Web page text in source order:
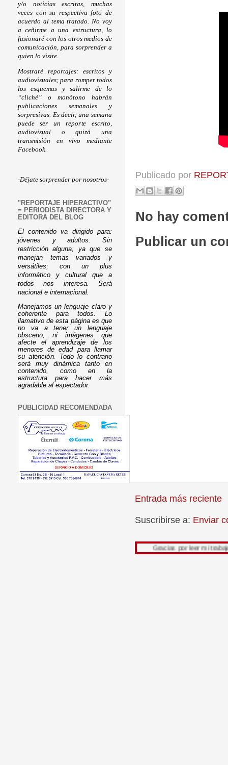
Publicado por
No hay
Publicar un
Entrada más reciente
Suscribirse a: Enviar
Gracias por leer mi trabajo, su
y/o noticias escritas, muchas
veces con su respectiva foto de
acuerdo al tema tratado. No voy
a ceñirme a una estructura, lo
fusionaré con los otros medios de
comunicación, para sorprender a
quien lo visite.
Mostraré reportajes: escritos y
audiovisuales; para romper todos
los esquemas y salirme de lo
“cliché” o monótono habrán
publicaciones semanales y
sorpresivas. Es decir, una semana
puede ser un reporte escrito,
audiovisual o quizá una
transmisión en vivo mediante
Facebook.
-Déjate sorprender por nosotros-
"REPORTAJE HIPERACTIVO"
= PERIODISTA DIRECTORA Y
EDITORA DEL BLOG
El contenido va dirigido para:
jóvenes y adultos. Sin
restricción alguna; ya que se
manejan temas variados y
versátiles; con un plus
informático y cultural que a
todos nos interesa. Será
nacional e internacional.
Manejamos un lenguaje claro y
coherente para todos. Lo
llamativo de esta página es que
no va a tener un lenguaje
obsceno, ni imágenes que
afecte el aprendizaje de los
menores de edad para llamar
su atención. Todo lo contrario
será muy dinámica tanto en
contenido, como en la
estructura para hacer más
agradable al espectador.
PUBLICIDAD RECOMENDADA